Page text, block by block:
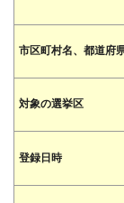
市区町村名、都道府
対象の選挙区
登録日時